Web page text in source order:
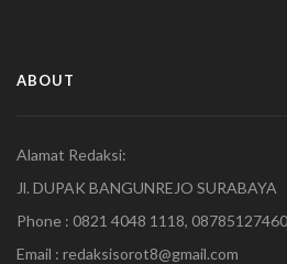
ABOUT
Alamat Redaksi:
Jl. DUPAK BANGUNREJO SURABAYA
Phone : 0821 4048 1118,
Email : redaksisorot8@gmail.com